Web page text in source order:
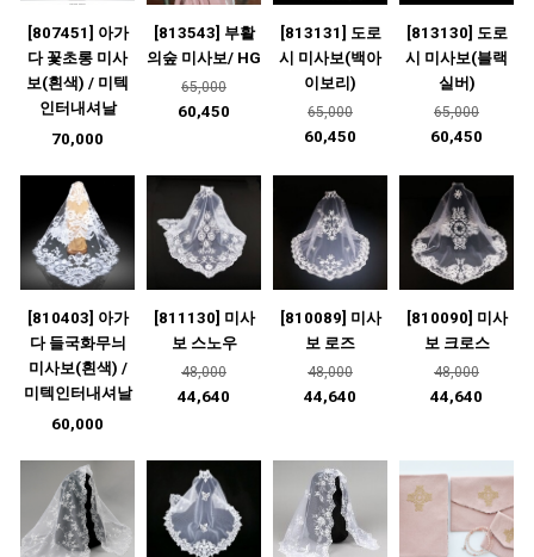
[807451] 아가
다 꽃초롱 미사
보(흰색) / 미텍
인터내셔날
70,000
[813543] 부활
의숲 미사보/ HG
65,000
60,450
[813131] 도로
시 미사보(백아
이보리)
65,000
60,450
[813130] 도로
시 미사보(블랙
실버)
65,000
60,450
[810403] 아가
다 들국화무늬
미사보(흰색) /
미텍인터내셔날
60,000
[811130] 미사
보 스노우
48,000
44,640
[810089] 미사
보 로즈
48,000
44,640
[810090] 미사
보 크로스
48,000
44,640